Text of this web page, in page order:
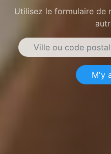
Utilisez le formulaire de
M'y